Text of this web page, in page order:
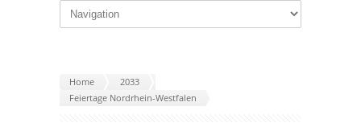
Home
2033
Feiertage Nordrhein-Westfalen